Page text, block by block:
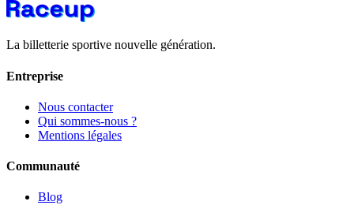
La billetterie sportive nouvelle génération.
Entreprise
Nous contacter
Qui sommes-nous ?
Mentions légales
Communauté
Blog